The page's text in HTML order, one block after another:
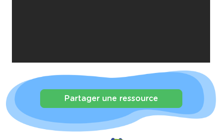
Partager une ressource